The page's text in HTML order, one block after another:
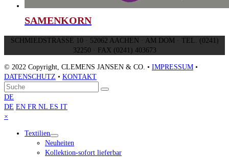
SAMENKORN
SCHMIEDSTRASSE 10 · 52062 AACHEN · AM DOM · TEL. (0241)
32250 · FAX (0241) 403673
© 2022 Copyright, CLEMENS JANSEN & CO. • IMPRESSUM •
DATENSCHUTZ • KONTAKT
An
den
Anfang
scrollen
Suche
Senden
DE
DE EN FR NL ES IT
×
menu
Textilien
Neuheiten
Kollektion-sofort lieferbar